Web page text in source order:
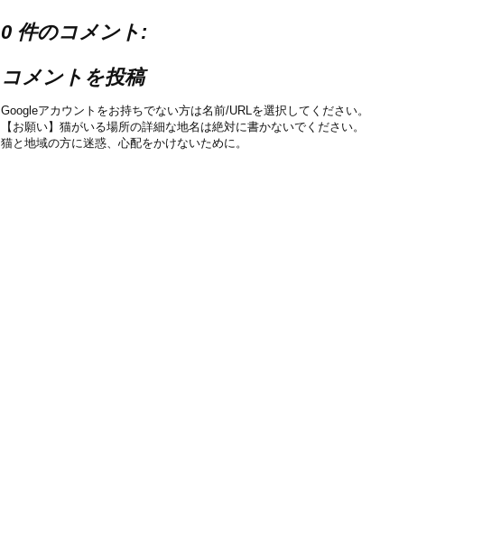
0 件のコメント:
コメントを投稿
Googleアカウントをお持ちでない方は名前/URLを選択してください。
【お願い】猫がいる場所の詳細な地名は絶対に書かないでください。
猫と地域の方に迷惑、心配をかけないために。